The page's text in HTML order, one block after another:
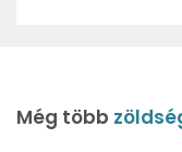
Még több